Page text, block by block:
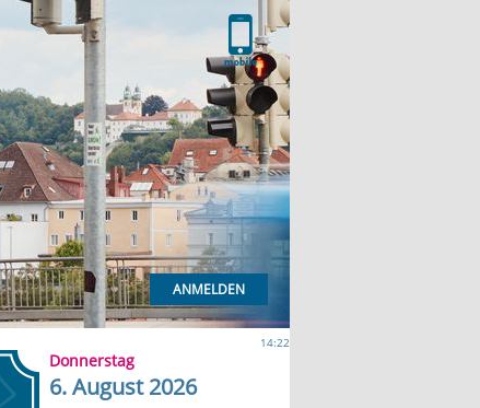
ANMELDEN
14:22
Donnerstag
6. August 2026